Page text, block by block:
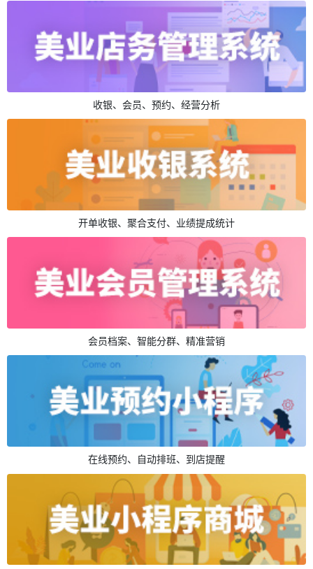
收银、会员、预约、经营分析
开单收银、聚合支付、业绩提成统计
会员档案、智能分群、精准营销
在线预约、自动排班、到店提醒